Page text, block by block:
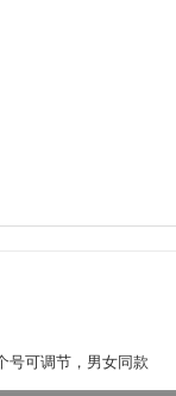
号可调节，男女同款